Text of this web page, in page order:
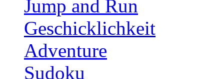
Jump and Run
Geschicklichkeit
Adventure
Sudoku